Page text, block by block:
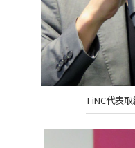
FiNC代表